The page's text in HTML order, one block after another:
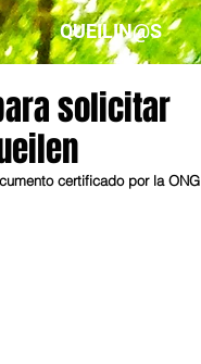
QUEILIN@S
solicitar
certificado por la ONG